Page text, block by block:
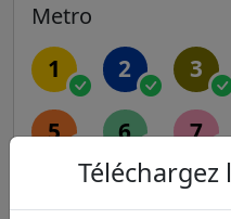
Metro
1 2 3
5 6 7
11
Téléchargez